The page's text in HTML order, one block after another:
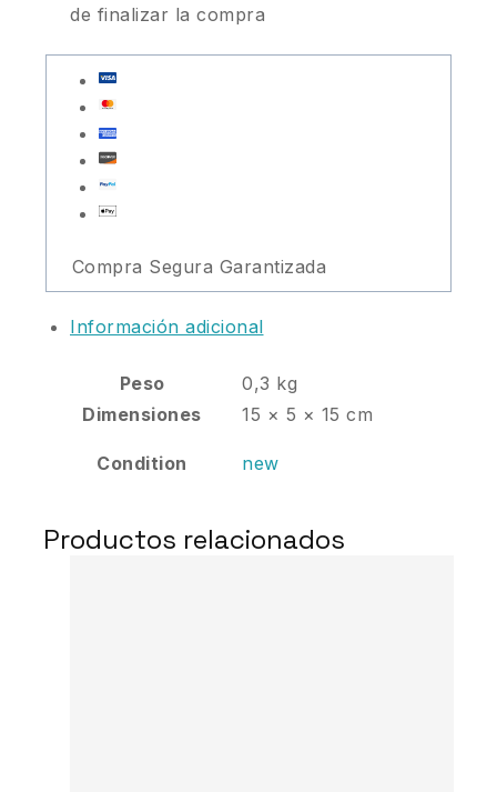
de finalizar la compra
Compra Segura Garantizada
Información adicional
Peso
0,3 kg
Dimensiones
15 × 5 × 15 cm
Condition new
Productos relacionados